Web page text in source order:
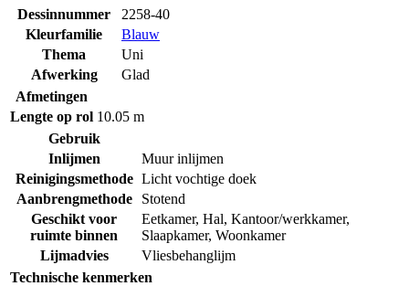
Dessinnummer
2258-40
Kleurfamilie
Blauw
Thema
Uni
Afwerking
Glad
Afmetingen
Lengte op rol 10.05 m
Gebruik
Inlijmen
Muur inlijmen
Reinigingsmethode Licht vochtige doek
Aanbrengmethode
Stotend
Geschikt voor
ruimte binnen
Eetkamer, Hal, Kantoor/werkkamer,
Slaapkamer, Woonkamer
Lijmadvies
Vliesbehanglijm
Technische kenmerken